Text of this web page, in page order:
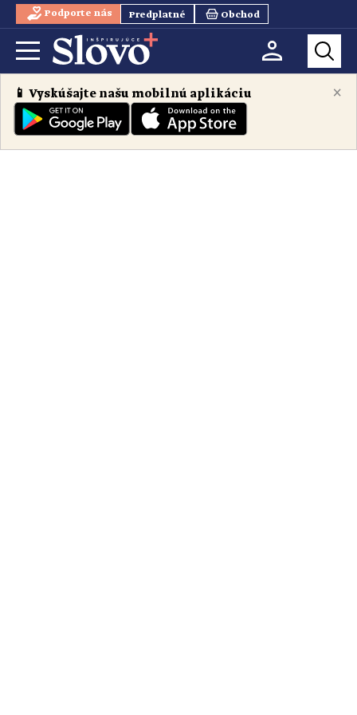
Podporte nás Predplatné Obchod
×
📱 Vyskúšajte našu mobilnú aplikáciu